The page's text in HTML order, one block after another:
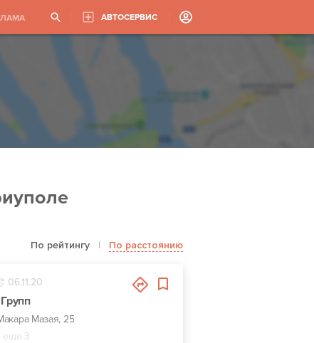
АВТОСЕРВИС
По рейтингу | По расстоянию
06.11.20
Мазая, 25
еще 3